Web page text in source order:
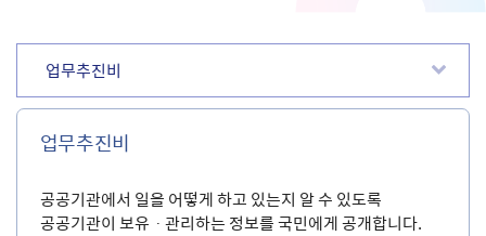
업무추진비
업무추진비
공공기관에서 일을 어떻게 하고 있는지 알 수 있도록
공공기관이 보유ㆍ관리하는 정보를 국민에게 공개합니다.